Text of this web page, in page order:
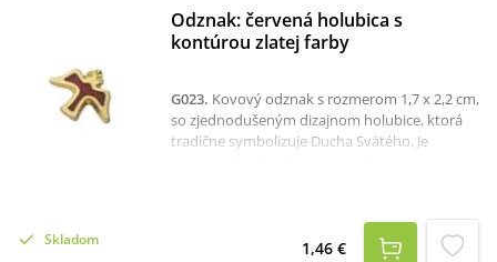
červeným ornamentom. Biblia v polotvrdej -
flexi väzbe je ideálna na každodenné
používanie. Odporúčame ako tip na darček.
Odznak: červená holubica s
kontúrou zlatej farby
G023. Kovový odznak s rozmerom 1,7 x 2,2 cm,
so zjednodušeným dizajnom holubice, ktorá
tradične symbolizuje Ducha Svätého. Je
spracovaniu je odznak vhodný ako darček
alebo pamiatka pre mladých veriacich k
Skladom 1,46 €